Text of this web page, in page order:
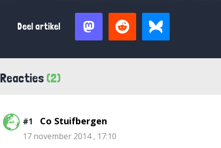
Deel artikel
Reacties (2)
#1 Co Stuifbergen
17 november 2014 , 17:10